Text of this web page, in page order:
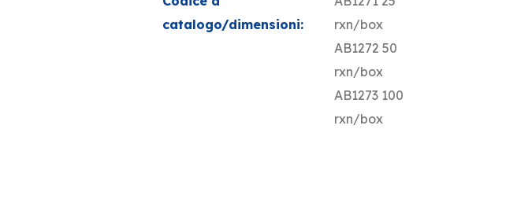
catalogo/dimensioni:
rxn/box
AB1272 50
rxn/box
AB1273 100
rxn/box